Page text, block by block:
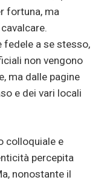
fortuna, ma
fedele a se stesso,
non vengono
ma dalle pagine
e dei vari locali
colloquiale e
percepita
nonostante il